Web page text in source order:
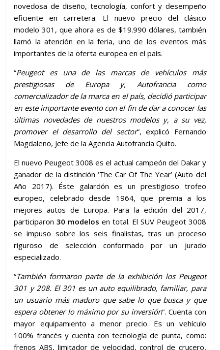
novedosa de diseño, tecnología, confort y desempeño
eficiente en carretera. El nuevo precio del clásico
modelo 301, que ahora es de $19.990 dólares, también
llamó la atención en la feria, uno de los eventos más
importantes de la oferta europea en el país.
“Peugeot es una de las marcas de vehículos más
prestigiosas de Europa y, Autofrancia como
comercializador de la marca en el país, decidió participar
en este importante evento con el fin de dar a conocer las
últimas novedades de nuestros modelos y, a su vez,
promover el desarrollo del sector”, explicó Fernando
Magdaleno, Jefe de la Agencia Autofrancia Quito.
El nuevo Peugeot 3008 es el actual campeón del Dakar y
ganador de la distinción ‘The Car Of The Year’ (Auto del
Año 2017). Éste galardón es un prestigioso trofeo
europeo, celebrado desde 1964, que premia a los
mejores autos de Europa. Para la edición del 2017,
participaron30 modelos en total. El SUV Peugeot 3008
se impuso sobre los seis finalistas, tras un proceso
riguroso de selección conformado por un jurado
especializado.
“También formaron parte de la exhibición los Peugeot
301 y 208. El 301 es un auto equilibrado, familiar, para
un usuario más maduro que sabe lo que busca y que
espera obtener lo máximo por su inversión”. Cuenta con
mayor equipamiento a menor precio. Es un vehículo
100% francés y cuenta con tecnología de punta, como:
frenos ABS, limitador de velocidad, control de crucero,